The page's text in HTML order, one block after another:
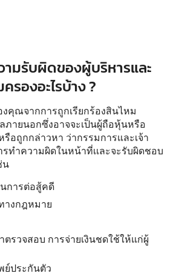
มรับผิดของผู้บริหารและ
รองอะไรบ้าง ?
คุณจากการถูกเรียกร้องสินไหม
ายนอกซึ่งอาจจะเป็นผู้ถือหุ้นหรือ
อถูกกล่าวหา ว่ากรรมการและเจ้า
ทำความผิดในหน้าที่เเละจะรับผิดชอบ
น
การต่อสู้คดี
างกฎหมาย
รวจสอบ การจ่ายเงินชดใช้ให้แก่ผู้
ย์ประกันตัว